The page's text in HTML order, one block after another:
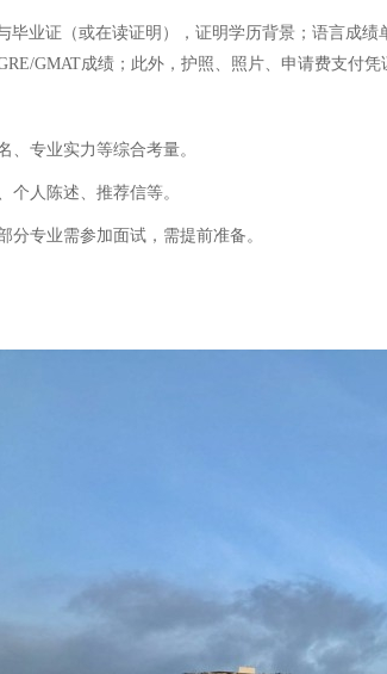
业证（或在读证明），证明学历背景；语言成
GMAT成绩；此外，护照、照片、申请费支付凭
专业实力等综合考量。
个人陈述、推荐信等。
专业需参加面试，需提前准备。